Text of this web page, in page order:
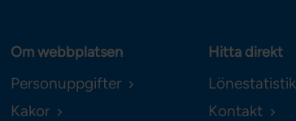
Om webbplatsen
Personuppgifter
Kakor
Hitta direkt
Lönestatistik
Kontakt